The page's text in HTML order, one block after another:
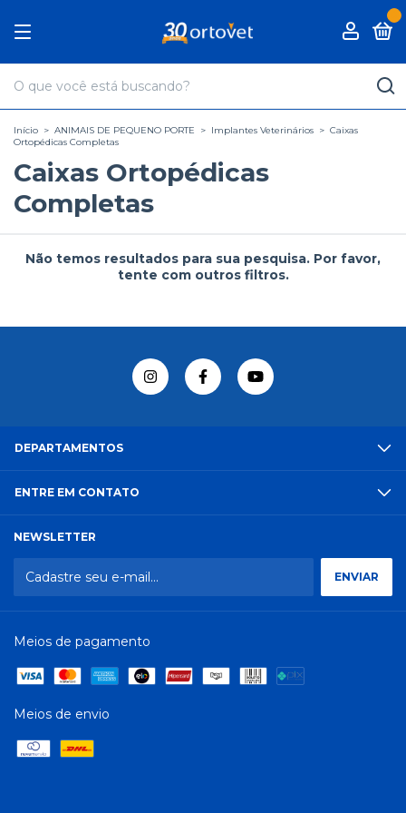
Início > ANIMAIS DE PEQUENO PORTE > Implantes Veterinários > Caixas
Ortopédicas Completas
Caixas Ortopédicas
Completas
Não temos resultados para sua pesquisa. Por favor,
tente com outros filtros.
DEPARTAMENTOS
ENTRE EM CONTATO
NEWSLETTER
Meios de pagamento
Meios de envio